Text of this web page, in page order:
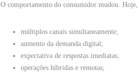
O comportamento do consumidor mudou.
múltiplos canais simultaneamente;
aumento da demanda digital;
expectativa de respostas imediatas;
operações híbridas e remotas;